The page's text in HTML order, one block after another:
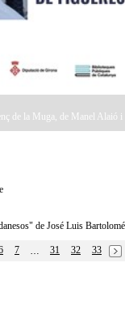
de la Muga, de Manel Alaió
de José Luis Bartolomé
7 … 31 32
33